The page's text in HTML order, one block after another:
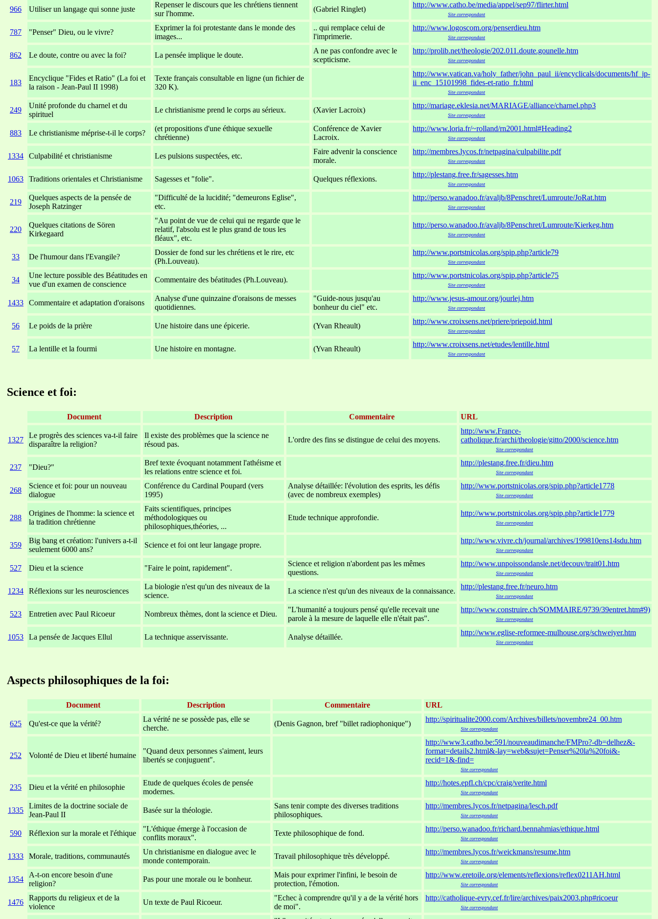
966 Utiliser un langage qui sonne juste
Repenser le discours que les chrétiens tiennent
sur l'homme.
(Gabriel Ringlet)
http://www.catho.be/media/appel/sep97/flirter.html
Site correspondant
787 "Penser" Dieu, ou le vivre?
Exprimer la foi protestante dans le monde des
images...
.. qui remplace celui de
l'imprimerie.
http://www.logoscom.org/penserdieu.htm
Site correspondant
862 Le doute, contre ou avec la foi? La pensée implique le doute.
A ne pas confondre avec le
scepticisme.
http://prolib.net/theologie/202.011.doute.gounelle.htm
Site correspondant
183
Encyclique "Fides et Ratio" (La foi et
la raison - Jean-Paul II 1998)
Texte français consultable en ligne (un fichier de
320 K).
http://www.vatican.va/holy_father/john_paul_ii/encyclicals/documents/hf_jp-
ii_enc_15101998_fides-et-ratio_fr.html
Site correspondant
249
Unité profonde du charnel et du
spirituel
Le christianisme prend le corps au sérieux. (Xavier Lacroix)
http://mariage.eklesia.net/MARIAGE/alliance/charnel.php3
Site correspondant
883 Le christianisme méprise-t-il le corps?
(et propositions d'une éthique sexuelle
chrétienne)
Conférence de Xavier
Lacroix.
http://www.loria.fr/~rolland/rn2001.html#Heading2
Site correspondant
1334 Culpabilité et christianisme Les pulsions suspectées, etc.
Faire advenir la conscience
morale.
http://membres.lycos.fr/netpagina/culpabilite.pdf
Site correspondant
1063 Traditions orientales et Christianisme Sagesses et "folie". Quelques réflexions.
http://plestang.free.fr/sagesses.htm
Site correspondant
219
Quelques aspects de la pensée de
Joseph Ratzinger
"Difficulté de la lucidité; "demeurons Eglise",
etc.
http://perso.wanadoo.fr/avaljb/8Penschret/Lumroute/JoRat.htm
Site correspondant
220
Quelques citations de Sören
Kirkegaard
"Au point de vue de celui qui ne regarde que le
relatif, l'absolu est le plus grand de tous les
fléaux", etc.
http://perso.wanadoo.fr/avaljb/8Penschret/Lumroute/Kierkeg.htm
Site correspondant
33 De l'humour dans l'Evangile?
Dossier de fond sur les chrétiens et le rire, etc
(Ph.Louveau).
http://www.portstnicolas.org/spip.php?article79
Site correspondant
34
Une lecture possible des Béatitudes en
vue d'un examen de conscience
Commentaire des béatitudes (Ph.Louveau).
http://www.portstnicolas.org/spip.php?article75
Site correspondant
1433 Commentaire et adaptation d'oraisons
Analyse d'une quinzaine d'oraisons de messes
quotidiennes.
"Guide-nous jusqu'au
bonheur du ciel" etc.
http://www.jesus-amour.org/jourlej.htm
Site correspondant
56 Le poids de la prière Une histoire dans une épicerie. (Yvan Rheault)
http://www.croixsens.net/priere/priepoid.html
Site correspondant
57 La lentille et la fourmi Une histoire en montagne. (Yvan Rheault)
http://www.croixsens.net/etudes/lentille.html
Site correspondant
Science et foi:
Document Description Commentaire URL
1327
Le progrès des sciences va-t-il faire
disparaître la religion?
Il existe des problèmes que la science ne
résoud pas.
L'ordre des fins se distingue de celui des moyens.
http://www.France-
catholique.fr/archi/theologie/gitto/2000/science.htm
Site correspondant
237 "Dieu?"
Bref texte évoquant notamment l'athéisme et
les relations entre science et foi.
http://plestang.free.fr/dieu.htm
Site correspondant
268
Science et foi: pour un nouveau
dialogue
Conférence du Cardinal Poupard (vers
1995)
Analyse détaillée: l'évolution des esprits, les défis
(avec de nombreux exemples)
http://www.portstnicolas.org/spip.php?article1778
Site correspondant
288
Origines de l'homme: la science et
la tradition chrétienne
Faits scientifiques, principes
méthodologiques ou
philosophiques,théories, ...
Etude technique approfondie.
http://www.portstnicolas.org/spip.php?article1779
Site correspondant
359
Big bang et création: l'univers a-t-il
seulement 6000 ans?
Science et foi ont leur langage propre.
http://www.vivre.ch/journal/archives/199810ens14sdu.htm
Site correspondant
527 Dieu et la science "Faire le point, rapidement".
Science et religion n'abordent pas les mêmes
questions.
http://www.unpoissondansle.net/decouv/trait01.htm
Site correspondant
1234 Réflexions sur les neurosciences
La biologie n'est qu'un des niveaux de la
science.
La science n'est qu'un des niveaux de la connaissance.
http://plestang.free.fr/neuro.htm
Site correspondant
523 Entretien avec Paul Ricoeur Nombreux thèmes, dont la science et Dieu.
"L'humanité a toujours pensé qu'elle recevait une
parole à la mesure de laquelle elle n'était pas".
http://www.construire.ch/SOMMAIRE/9739/39entret.htm#9)
Site correspondant
1053 La pensée de Jacques Ellul La technique asservissante. Analyse détaillée.
http://www.eglise-reformee-mulhouse.org/schweiyer.htm
Site correspondant
Aspects philosophiques de la foi:
Document Description Commentaire URL
625 Qu'est-ce que la vérité?
La vérité ne se possède pas, elle se
cherche.
(Denis Gagnon, bref "billet radiophonique")
http://spiritualite2000.com/Archives/billets/novembre24_00.htm
Site correspondant
252 Volonté de Dieu et liberté humaine
"Quand deux personnes s'aiment, leurs
libertés se conjuguent".
http://www3.catho.be:591/nouveaudimanche/FMPro?-db=delhez&-
format=details2.html&-lay=web&sujet=Penser%20la%20foi&-
recid=1&-find=
Site correspondant
235 Dieu et la vérité en philosophie
Etude de quelques écoles de pensée
modernes.
http://hotes.epfl.ch/cpc/craig/verite.html
Site correspondant
1335
Limites de la doctrine sociale de
Jean-Paul II
Basée sur la théologie.
Sans tenir compte des diverses traditions
philosophiques.
http://membres.lycos.fr/netpagina/lesch.pdf
Site correspondant
590 Réflexion sur la morale et l'éthique
"L'éthique émerge à l'occasion de
conflits moraux".
Texte philosophique de fond.
http://perso.wanadoo.fr/richard.bennahmias/ethique.html
Site correspondant
1333 Morale, traditions, communautés
Un christianisme en dialogue avec le
monde contemporain.
Travail philosophique très développé.
http://membres.lycos.fr/weickmans/resume.htm
Site correspondant
1354
A-t-on encore besoin d'une
religion?
Pas pour une morale ou le bonheur.
Mais pour exprimer l'infini, le besoin de
protection, l'émotion.
http://www.eretoile.org/elements/reflexions/reflex0211AH.html
Site correspondant
1476
Rapports du religieux et de la
violence
Un texte de Paul Ricoeur.
"Echec à comprendre qu'il y a de la vérité hors
de moi".
http://catholique-evry.cef.fr/lire/archives/paix2003.php#ricoeur
Site correspondant